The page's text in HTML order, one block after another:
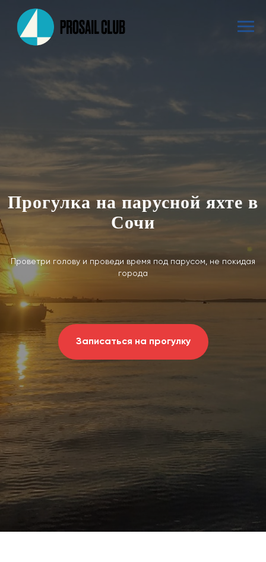
Прогулка на парусной яхте в
Сочи
Проветри голову и проведи время под парусом, не покидая
города
Записаться на прогулку